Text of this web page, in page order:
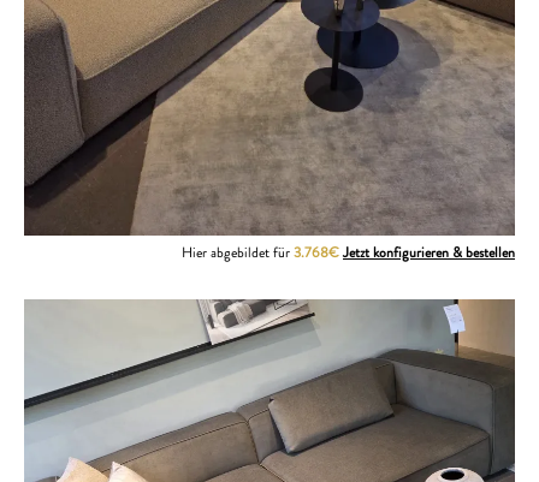
Hier abgebildet für3.768€Jetzt konfigurieren & bestellen